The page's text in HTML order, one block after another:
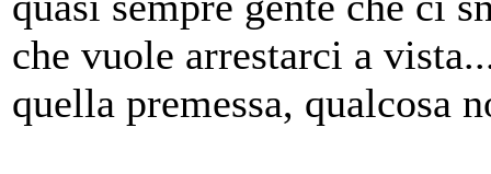
che vuole arrestarci a
quella premessa, qualcosa